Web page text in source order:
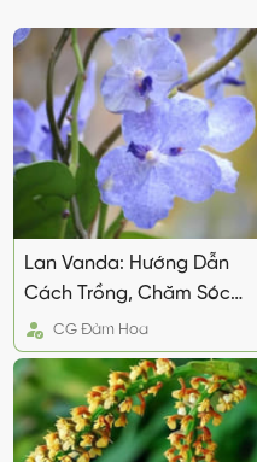
Lan Vanda: Hướng Dẫn
Cách Trồng, Chăm Sóc
Để Hoa nở đẹp
CGĐàm Hoa